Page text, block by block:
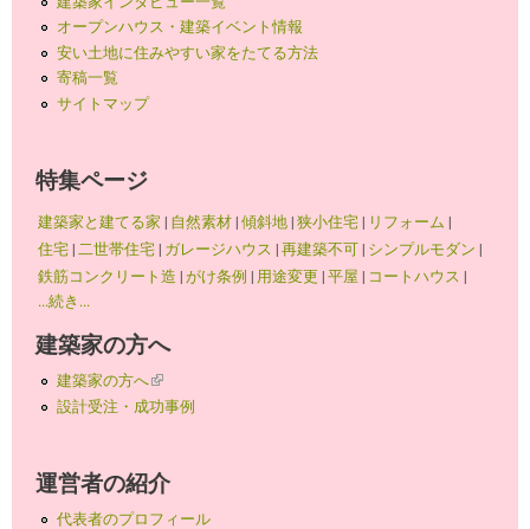
オープンハウス・建築イベント情報
安い土地に住みやすい家をたてる方法
寄稿一覧
サイトマップ
特集ページ
建築家と建てる家 | 自然素材|傾斜地|狭小住宅| リフォーム |
住宅|二世帯住宅| ガレージハウス |再建築不可| シンプルモダン |
鉄筋コンクリート造 |がけ条例 | 用途変更 |平屋 | コートハウス |
...続き...
建築家の方へ
建築家の方へ(link is external)
設計受注・成功事例
運営者の紹介
代表者のプロフィール